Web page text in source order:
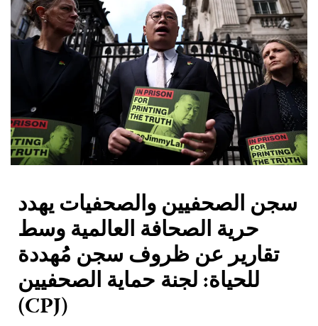
سجن الصحفيين والصحفيات يهدد
حرية الصحافة العالمية وسط
تقارير عن ظروف سجن مُهددة
للحياة: لجنة حماية الصحفيين
(CPJ)